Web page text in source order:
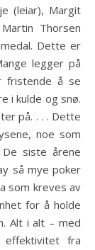
(leiar), Margit
Thorsen
Dette er
legger på
fristende å se
i kulde og snø.
på. . . . Dette
noe som
siste årene
så mye poker
som kreves av
for å holde
Alt i alt – med
fra